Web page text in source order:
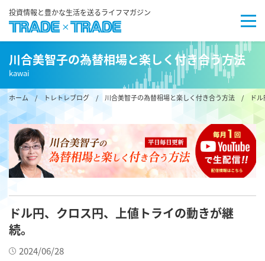
投資情報と豊かな生活を送るライフマガジン
川合美智子の為替相場と楽しく付き合う方法
kawai
ホーム/ トレトレブログ / 川合美智子の為替相場と楽しく付き合う方法 / ドル
ドル円、クロス円、上値トライの動きが継
続。
2024/06/28